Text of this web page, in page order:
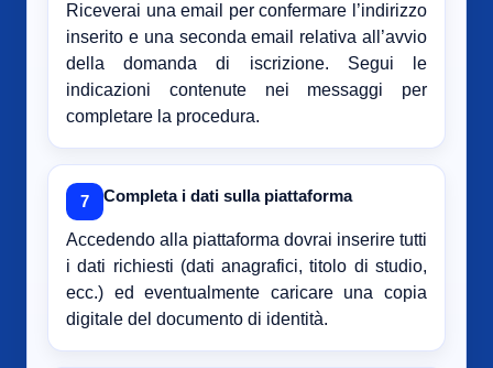
Riceverai una email per confermare l’indirizzo
inserito e una seconda email relativa all’avvio
della domanda di iscrizione. Segui le
indicazioni contenute nei messaggi per
completare la procedura.
7 Completa i dati sulla piattaforma
Accedendo alla piattaforma dovrai inserire tutti
i dati richiesti (dati anagrafici, titolo di studio,
ecc.) ed eventualmente caricare una copia
digitale del documento di identità.